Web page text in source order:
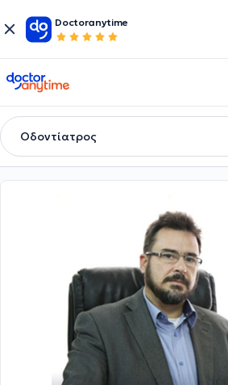
Doctoranytime
doctoranytime
Οδοντίατρος